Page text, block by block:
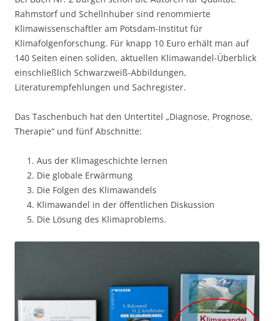
Rahmstorf und Schellnhuber sind renommierte
Klimawissenschaftler am Potsdam-Institut für
Klimafolgenforschung. Für knapp 10 Euro erhält man auf
140 Seiten einen soliden, aktuellen Klimawandel-Überblick
einschließlich Schwarzweiß-Abbildungen,
Literaturempfehlungen und Sachregister.
Das Taschenbuch hat den Untertitel „Diagnose, Prognose,
Therapie“ und fünf Abschnitte:
Aus der Klimageschichte lernen
Die globale Erwärmung
Die Folgen des Klimawandels
Klimawandel in der öffentlichen Diskussion
Die Lösung des Klimaproblems.